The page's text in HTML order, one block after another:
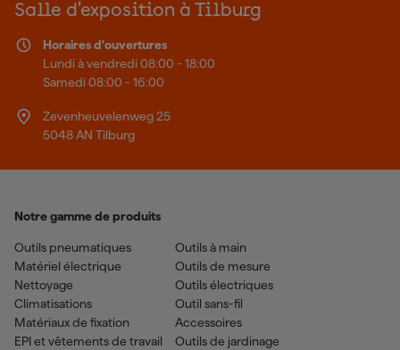
Salle d'exposition à Tilburg
Horaires d'ouvertures
Lundi à vendredi 08:00 - 18:00
Samedi 08:00 - 16:00
Zevenheuvelenweg 25
5048 AN Tilburg
Notre gamme de produits
Outils pneumatiques
Matériel électrique
Nettoyage
Climatisations
Matériaux de fixation
EPI et vêtements de travail
Outils à main
Outils de mesure
Outils électriques
Outil sans-fil
Accessoires
Outils de jardinage